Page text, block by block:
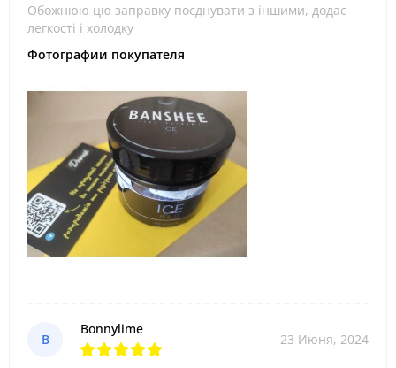
Обожнюю цю заправку поєднувати з іншими, додає
легкості і холодку
Фотографии покупателя
B
Bonnylime
23 Июня, 2024